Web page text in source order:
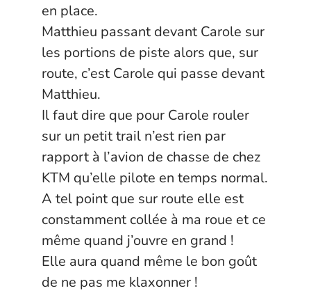
en place.
Matthieu passant devant Carole sur
les portions de piste alors que, sur
route, c’est Carole qui passe devant
Matthieu.
Il faut dire que pour Carole rouler
sur un petit trail n’est rien par
rapport à l’avion de chasse de chez
KTM qu’elle pilote en temps normal.
A tel point que sur route elle est
constamment collée à ma roue et ce
même quand j’ouvre en grand !
Elle aura quand même le bon goût
de ne pas me klaxonner !